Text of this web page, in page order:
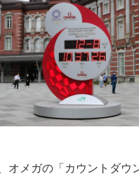
オメガの「カウントダウ